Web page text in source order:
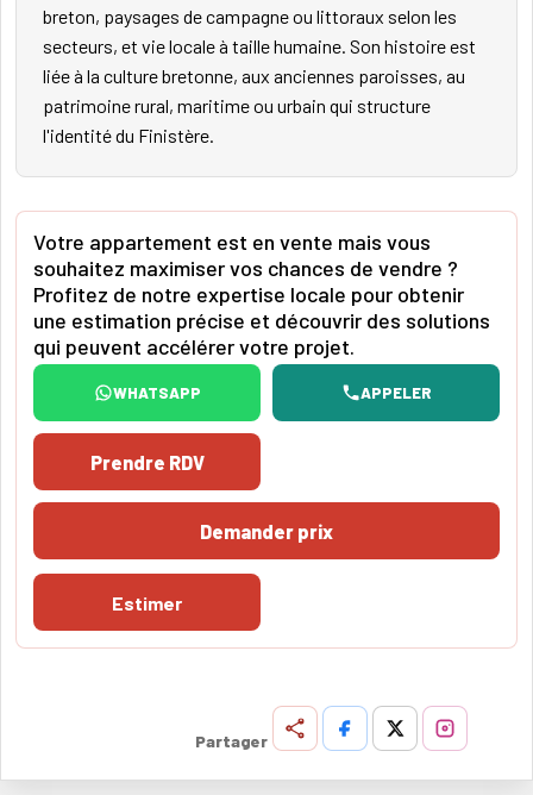
breton, paysages de campagne ou littoraux selon les
secteurs, et vie locale à taille humaine. Son histoire est
liée à la culture bretonne, aux anciennes paroisses, au
patrimoine rural, maritime ou urbain qui structure
l'identité du Finistère.
Votre appartement est en vente mais vous
souhaitez maximiser vos chances de vendre ?
Profitez de notre expertise locale pour obtenir
une estimation précise et découvrir des solutions
qui peuvent accélérer votre projet.
WHATSAPP APPELER
Prendre RDV
Demander prix
Estimer
Partager